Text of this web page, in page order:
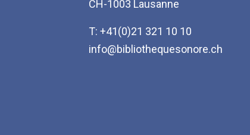
CH-1003 Lausanne
T: +41(0)21 321 10 10
info@bibliothequesonore.ch